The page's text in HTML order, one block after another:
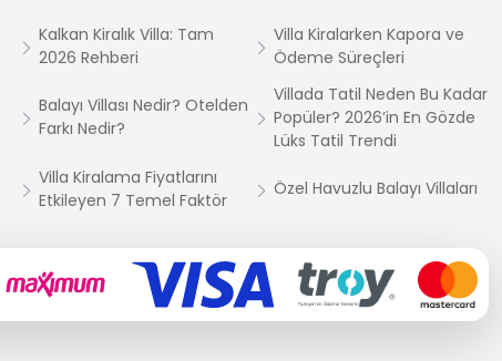
Kalkan Kiralık Villa: Tam
2026 Rehberi
Villa Kiralarken Kapora ve
Ödeme Süreçleri
Balayı Villası Nedir? Otelden
Farkı Nedir?
Villada Tatil Neden Bu Kadar
Popüler? 2026’in En Gözde
Lüks Tatil Trendi
Villa Kiralama Fiyatlarını
Etkileyen 7 Temel Faktör
Özel Havuzlu Balayı Villaları